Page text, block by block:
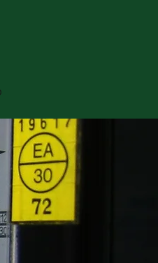
Adiconsum